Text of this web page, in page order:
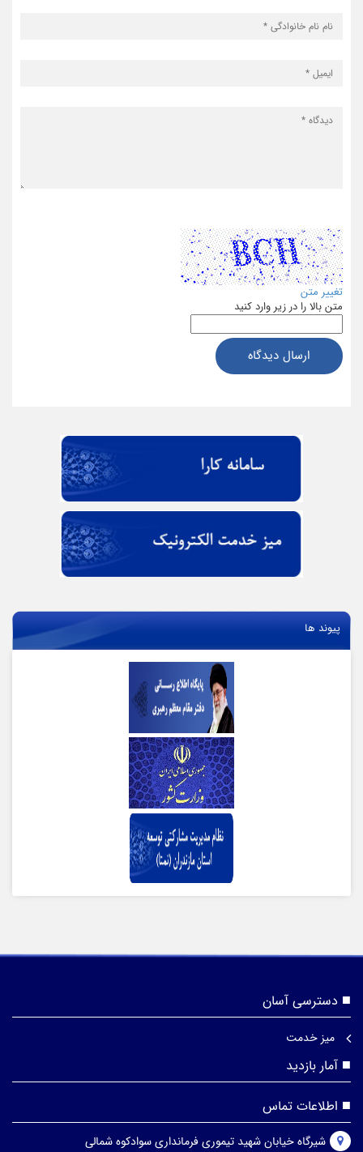
تغییر متن
متن بالا را در زیر وارد کنید
ارسال دیدگاه
پیوند ها
دسترسی آسان
میز خدمت
آمار بازدید
اطلاعات تماس
شیرگاه خیابان شهید تیموری فرمانداری سوادکوه شمالی